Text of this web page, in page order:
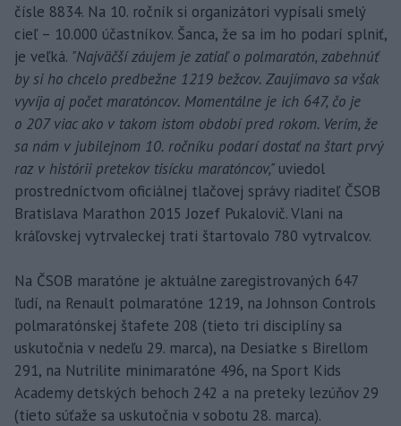
čísle 8834. Na 10. ročník si organizátori vypísali smelý
cieľ – 10.000 účastníkov. Šanca, že sa im ho podarí splniť,
je veľká. "Najväčší záujem je zatiaľ o polmaratón, zabehnúť
by si ho chcelo predbežne 1219 bežcov. Zaujímavo sa však
vyvíja aj počet maratóncov. Momentálne je ich 647, čo je
o 207 viac ako v takom istom období pred rokom. Verím, že
sa nám v jubilejnom 10. ročníku podarí dostať na štart prvý
raz v histórii pretekov tisícku maratóncov," uviedol
prostredníctvom oficiálnej tlačovej správy riaditeľ ČSOB
Bratislava Marathon 2015 Jozef Pukalovič. Vlani na
kráľovskej vytrvaleckej trati štartovalo 780 vytrvalcov.
Na ČSOB maratóne je aktuálne zaregistrovaných 647
ľudí, na Renault polmaratóne 1219, na Johnson Controls
polmaratónskej štafete 208 (tieto tri disciplíny sa
uskutočnia v nedeľu 29. marca), na Desiatke s Birellom
291, na Nutrilite minimaratóne 496, na Sport Kids
Academy detských behoch 242 a na preteky lezúňov 29
(tieto súťaže sa uskutočnia v sobotu 28. marca).